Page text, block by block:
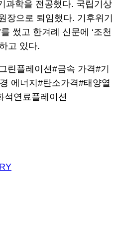
과학을 전공했다. 국립기상
장으로 퇴임했다. 기후위기
썼고 한겨례 신문에 ‘조천
고 있다.
린플레이션#금속 가격#기
에너지 #탄소가격#태양열
석연료플레이션